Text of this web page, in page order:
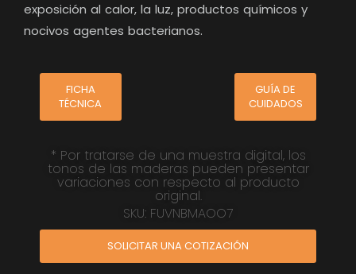
exposición al calor, la luz, productos químicos y
nocivos agentes bacterianos.
FICHA
TÉCNICA
GUÍA DE
CUIDADOS
* Por tratarse de una muestra digital, los
tonos de las maderas pueden presentar
variaciones con respecto al producto
original.
SKU: FUVNBMAOO7
SOLICITAR UNA COTIZACIÓN